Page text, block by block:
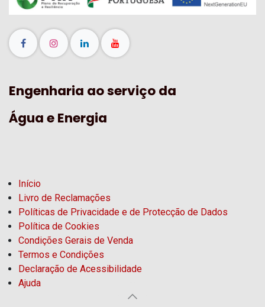
Engenharia ao serviço da
Água e Energia
Início
Livro de Reclamações
Políticas de Privacidade e de Protecção de Dados
Política de Cookies
Condições Gerais de Venda
Termos e Condições
Declaração de Acessibilidade
Ajuda